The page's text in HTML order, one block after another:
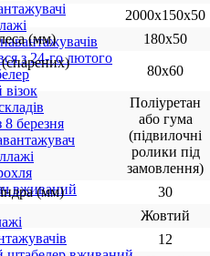
з 24-го лютого
візок
8 березня
вживаний
2000х150х50
(мм)
180х50
80х60
Поліуретан
або гума
(підвилочні
ролики під
замовлення)
(мм)
30
Жовтий
12